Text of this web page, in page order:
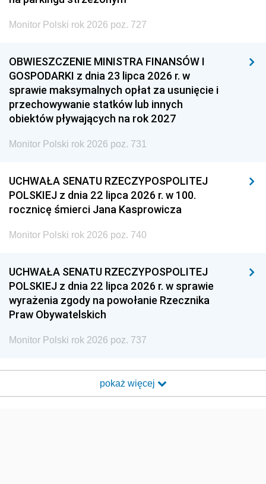
Monitor Polski rok 2026 poz. 727
OBWIESZCZENIE MINISTRA FINANSÓW I
GOSPODARKI z dnia 23 lipca 2026 r. w
sprawie maksymalnych opłat za usunięcie i
przechowywanie statków lub innych
obiektów pływających na rok 2027
Monitor Polski rok 2026 poz. 731
UCHWAŁA SENATU RZECZYPOSPOLITEJ
POLSKIEJ z dnia 22 lipca 2026 r. w 100.
rocznicę śmierci Jana Kasprowicza
Monitor Polski rok 2026 poz. 740
UCHWAŁA SENATU RZECZYPOSPOLITEJ
POLSKIEJ z dnia 22 lipca 2026 r. w sprawie
wyrażenia zgody na powołanie Rzecznika
Praw Obywatelskich
Monitor Polski rok 2026 poz. 737
pokaż więcej